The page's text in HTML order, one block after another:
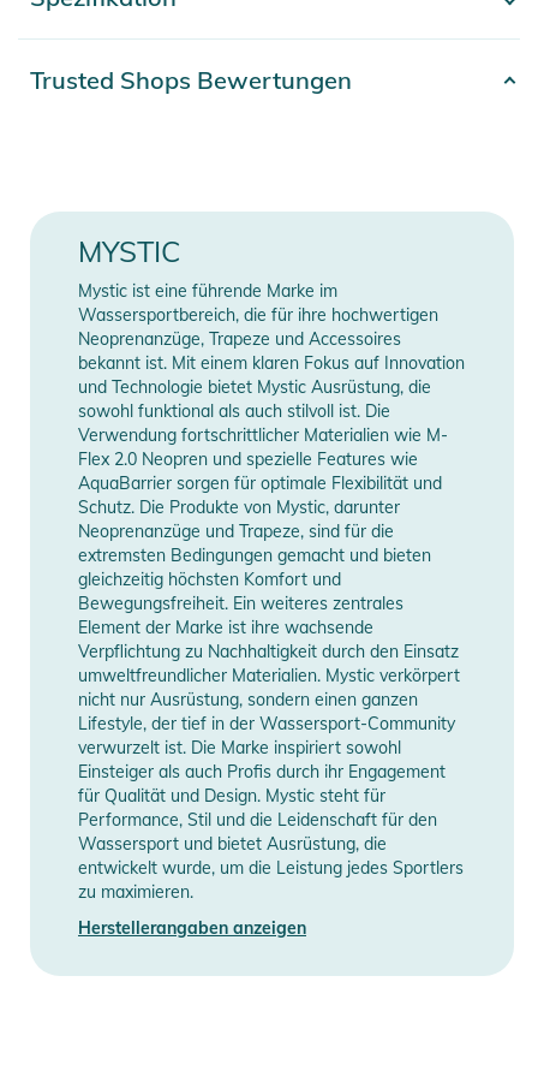
eingebaut, der straff bleibt, wenn er nicht gebraucht wird. Die
an den Seitenwänden, mit denen du Weichware befestigen
kannst du in einer großen Außentasche oder in einer der drei
Innentaschen verstauen. Und wenn du die Saga aus dem
Weg haben willst, faltest du sie zusammen, komprimierst sie
mit den Riemen und verstaust sie bis zu deiner nächsten
Eigenschaften:
- Passt für 2 Surfbretter. Die meisten Formen kompatibel
- Schützende Polsterung
- Gepolsterter 'Wave'-Schultergurt
- Mehrere Verbindungseinstellungen für eine ergonomische
Nutzung des Schultergurts
- Reißverschluss zum Erweitern oder Komprimieren der
Tasche
- Verschließbare 3D-Mesh-Luftschlitze
- Reißverschlusstasche an der Außenseite der Tasche
- Innentasche mit Klettverschluss (2x)
- Kompaktes Aufbewahrungssystem
- Tragegriffe
- Tasche für Adresskarten
Materialien:
- PU coated PET (600D)
- 420D Recycled PET sidewalls
Produktinformationen und
Erscheinungsjahr 2027
Manufacturer
Information
Herstellerangaben
anzeigen
Trusted Shops Bewertungen
MYSTIC
Mystic ist eine führende Marke im
Wassersportbereich, die für ihre hochwertigen
Neoprenanzüge, Trapeze und Accessoires
bekannt ist. Mit einem klaren Fokus auf Innovation
und Technologie bietet Mystic Ausrüstung, die
sowohl funktional als auch stilvoll ist. Die
Verwendung fortschrittlicher Materialien wie M-
Flex 2.0 Neopren und spezielle Features wie
AquaBarrier sorgen für optimale Flexibilität und
Schutz. Die Produkte von Mystic, darunter
Neoprenanzüge und Trapeze, sind für die
extremsten Bedingungen gemacht und bieten
gleichzeitig höchsten Komfort und
Bewegungsfreiheit. Ein weiteres zentrales
Element der Marke ist ihre wachsende
Verpflichtung zu Nachhaltigkeit durch den Einsatz
umweltfreundlicher Materialien. Mystic verkörpert
nicht nur Ausrüstung, sondern einen ganzen
Lifestyle, der tief in der Wassersport-Community
verwurzelt ist. Die Marke inspiriert sowohl
Einsteiger als auch Profis durch ihr Engagement
für Qualität und Design. Mystic steht für
Performance, Stil und die Leidenschaft für den
Wassersport und bietet Ausrüstung, die
entwickelt wurde, um die Leistung jedes Sportlers
zu maximieren.
Herstellerangaben anzeigen